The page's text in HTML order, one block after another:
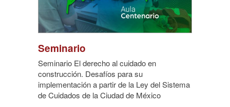
Seminario
Seminario El derecho al cuidado en
construcción. Desafíos para su
implementación a partir de la Ley del Sistema
de Cuidados de la Ciudad de México